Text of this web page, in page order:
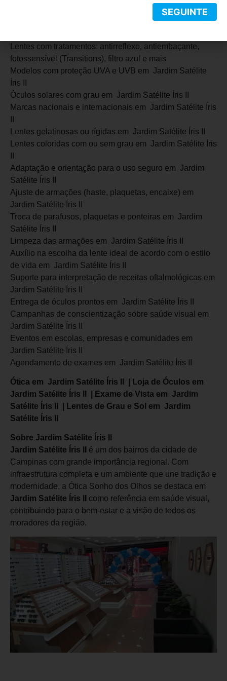
Lentes simples, multifocais, bifocais e ocupacionais em
Lentes com tratamentos: antirreflexo, antiembaçante,
fotossensível (Transitions), filtro azul e mais
Modelos com proteção UVA e UVB em Jardim Satélite
Íris II
Óculos solares com grau em Jardim Satélite Íris II
Marcas nacionais e internacionais em Jardim Satélite Íris
Lentes gelatinosas ou rígidas em Jardim Satélite Íris II
Lentes coloridas com ou sem grau em Jardim Satélite Íris
Adaptação e orientação para o uso seguro em Jardim
Satélite Íris II
Ajuste de armações (haste, plaquetas, encaixe) em
Jardim Satélite Íris II
Troca de parafusos, plaquetas e ponteiras em Jardim
Satélite Íris II
Limpeza das armações em Jardim Satélite Íris II
Auxílio na escolha da lente ideal de acordo com o estilo
de vida em Jardim Satélite Íris II
Suporte para interpretação de receitas oftalmológicas em
Jardim Satélite Íris II
Entrega de óculos prontos em Jardim Satélite Íris II
Campanhas de conscientização sobre saúde visual em
Jardim Satélite Íris II
Eventos em escolas, empresas e comunidades em
Jardim Satélite Íris II
Agendamento de exames em Jardim Satélite Íris II
Ótica em Jardim Satélite Íris II | Loja de Óculos em
Jardim Satélite Íris II | Exame de Vista em Jardim
Satélite Íris II | Lentes de Grau e Sol em Jardim
Satélite Íris II
Sobre Jardim Satélite Íris II
Jardim Satélite Íris II é um dos bairros da cidade de
Campinas com grande importância regional. Com
infraestrutura completa e um ambiente que une tradição e
modernidade, a Ótica Sonho dos Olhos se destaca em
Jardim Satélite Íris II
como referência em saúde visual,
contribuindo para o bem-estar e a visão de todos os
moradores da região.
SEGUINTE